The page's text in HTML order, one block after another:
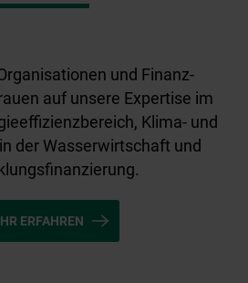
und Finanz-
auf unsere Expertise im
Klima- und
der Wasserwirtschaft und
ERFAHREN